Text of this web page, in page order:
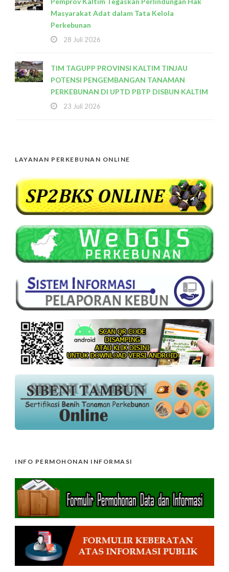
Masyarakat Adat dalam Tata Kelola
Perkebunan
28 Juli 2026
TIM TAGUPP PROVINSI KALTIM TINJAU
POTENSI PENGEMBANGAN TANAMAN
PERKEBUNAN DI UPTD PBTP DISBUN KALTIM
23 Juli 2026
LAYANAN PERKEBUNAN ONLINE
INFO PERMOHONAN INFORMASI